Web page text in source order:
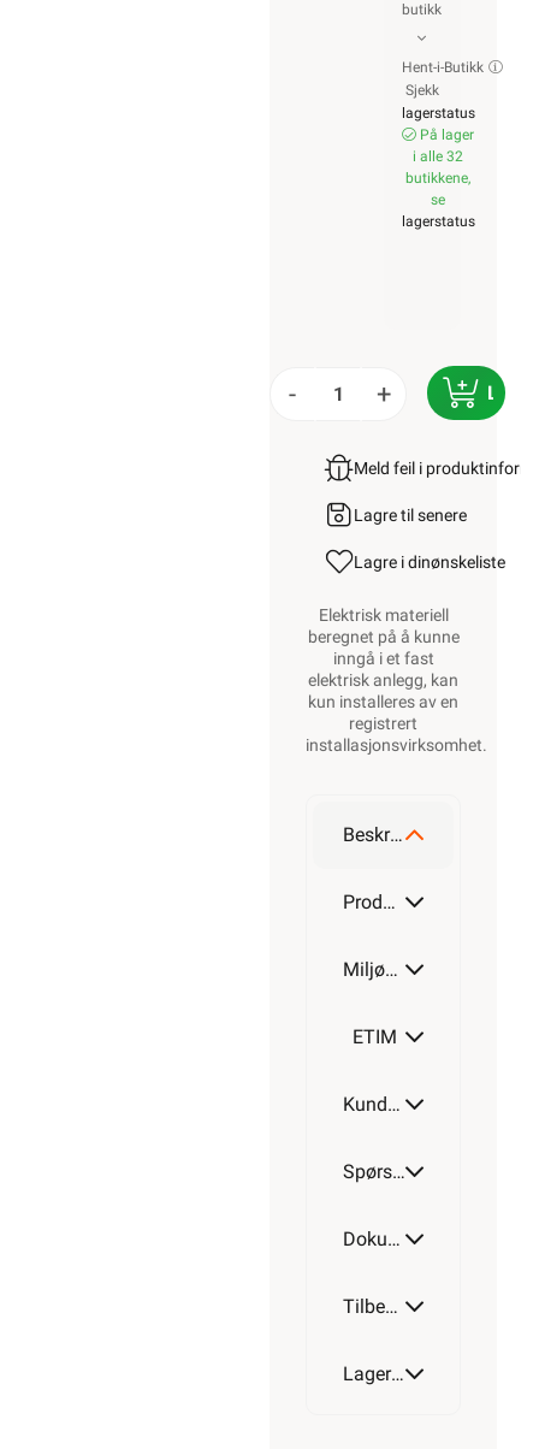
butikk
Hent-i-Butikk
Sjekk
lagerstatus
På lager
i alle 32
butikkene,
se
lagerstatus
- +
Meld feil i
Lagre til senere
Lagre i dinønskeliste
Elektrisk materiell
beregnet på å kunne
inngå i et fast
elektrisk anlegg, kan
kun installeres av en
registrert
installasjonsvirksomhet.
Beskrivelse
Produktdetaljer
Miljøparametere
ETIM
Kundeomtale
Spørsmål og svar
Dokumentasjon
Tilbehør
Lagerstatus